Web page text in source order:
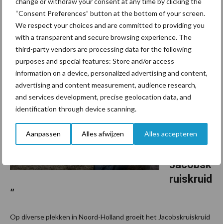
“Consent Preferences” button at the bottom of your screen.
We respect your choices and are committed to providing you
with a transparent and secure browsing experience. The
third-party vendors are processing data for the following
purposes and special features: Store and/or access
information on a device, personalized advertising and content,
advertising and content measurement, audience research,
and services development, precise geolocation data, and
identification through device scanning.
Aanpassen Alles afwijzen Alles accepteren
Het College voor de Toelating van Gewasbeschermingsmiddelen
en Biociden (Ctgb) heeft zijn werkwijze aangepast. Dit naar
aanleiding van twee recente uitspraken van het Europees Hof
van Justitie (EHvJ). Deze uitspraken gaan over de ...
CDA:
“Snel
voor
bestrijdi
Jacobsk
ruiskruid
”
11 juli 2024
Op diverse plekken in Noord-Holland groeit het Jacobskruiskruid